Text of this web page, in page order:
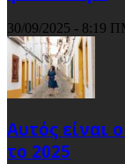
30/09/2025 - 8:19
Αυτός είναι
το 2025